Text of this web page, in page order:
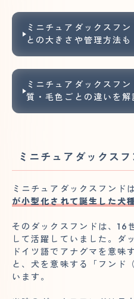
ミニチュアダックスフ
との大きさや管理方法も
ミニチュアダックスフ
質・毛色ごとの違いを解
ミニチュアダックスフ
ミニチュアダックスフンドは
が小型化されて誕生した犬種
そのダックスフンドは、16
して活躍していました。ダ
ドイツ語でアナグマを意味
と、犬を意味する「フンド
います。